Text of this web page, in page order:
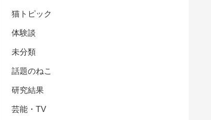
猫トピック
体験談
未分類
話題のねこ
研究結果
芸能・TV